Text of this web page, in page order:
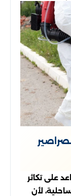
على تكاثر
لأن